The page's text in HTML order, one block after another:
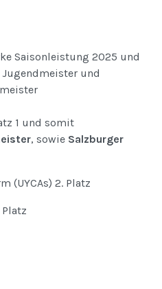
Saisonleistung 2025 und
und
1 und somit
, sowie Salzburger
(UYCAs) 2. Platz